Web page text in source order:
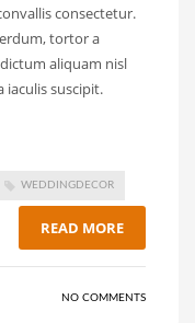
consectetur.
tortor a
aliquam nisl
iaculis suscipit.
WEDDINGDECOR
READ MORE
NO COMMENTS